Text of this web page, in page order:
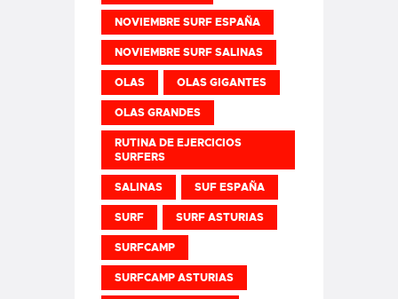
NOVIEMBRE SURF ESPAÑA
NOVIEMBRE SURF SALINAS
OLAS OLAS GIGANTES
OLAS GRANDES
RUTINA DE EJERCICIOS
SURFERS
SALINAS SUF ESPAÑA
SURF SURF ASTURIAS
SURFCAMP
SURFCAMP ASTURIAS